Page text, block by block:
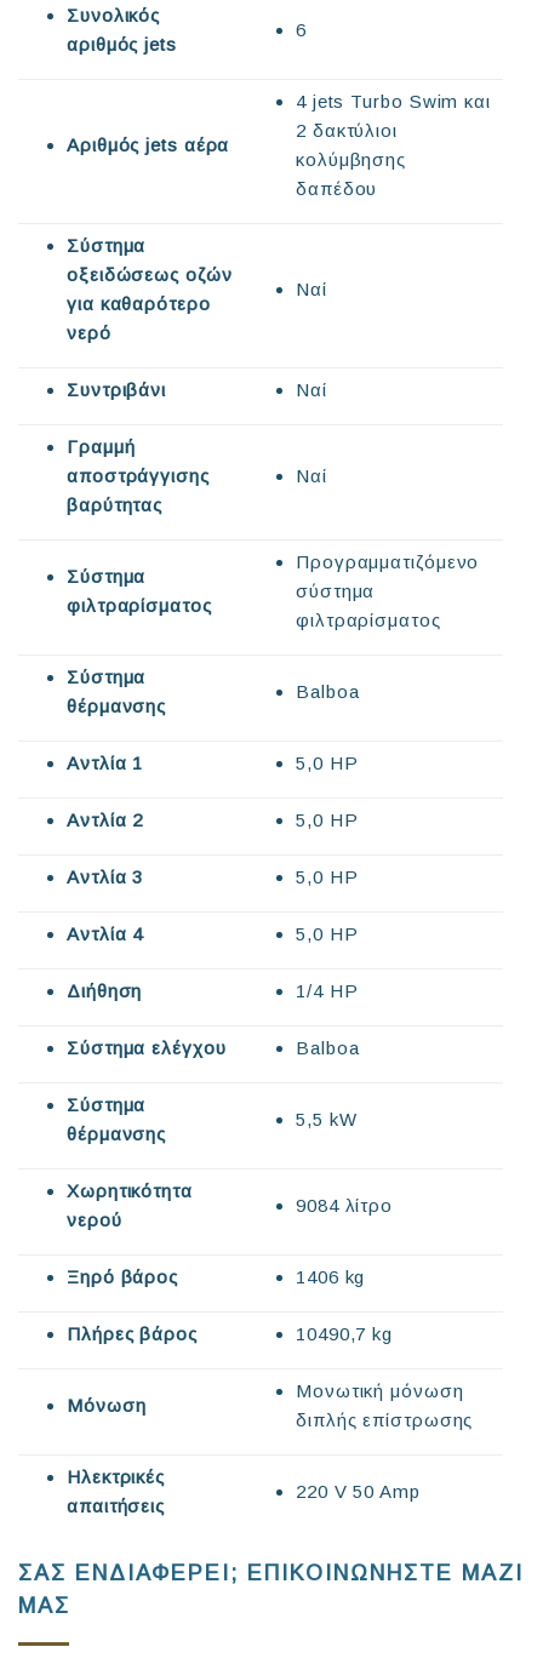
Συνολικός
αριθμός jets
6
Αριθμός jets αέρα
4 jets Turbo Swim και
2 δακτύλιοι
κολύμβησης
δαπέδου
Σύστημα
οξειδώσεως οζών
για καθαρότερο
νερό
Ναί
Συντριβάνι Ναί
Γραμμή
αποστράγγισης
βαρύτητας
Ναί
Σύστημα
φιλτραρίσματος
Προγραμματιζόμενο
σύστημα
φιλτραρίσματος
Σύστημα
θέρμανσης
Balboa
Αντλία 1 5,0 HP
Αντλία 2 5,0 HP
Αντλία 3 5,0 HP
Αντλία 4 5,0 HP
Διήθηση 1/4 HP
Σύστημα ελέγχου Balboa
Σύστημα
θέρμανσης
5,5 kW
Χωρητικότητα
νερού
9084 λίτρο
Ξηρό βάρος 1406 kg
Πλήρες βάρος 10490,7 kg
Μόνωση
Μονωτική μόνωση
διπλής επίστρωσης
Ηλεκτρικές
απαιτήσεις
220 V 50 Amp
ΣΑΣ ΕΝΔΙΑΦΕΡΕΙ; ΕΠΙΚΟΙΝΩΝΗΣΤΕ ΜΑΖΙ
ΜΑΣ